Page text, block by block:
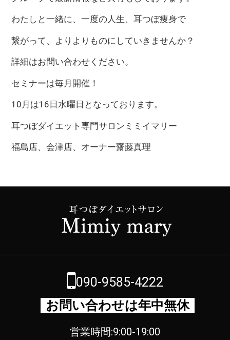
わたしと一緒に、一度の人生、耳つぼ痩身で
繋がって、よりよりものにしていきませんか？
詳細はお問い合わせください。
セミナーは毎月開催！
10月は16日水曜日となっております。
耳つぼダイエット専門サロンミミイマリー
福島店、会津店、オーナー齋藤真理
090-9585-4222
お問い合わせは年中無休
営業時間:9:00-19:00